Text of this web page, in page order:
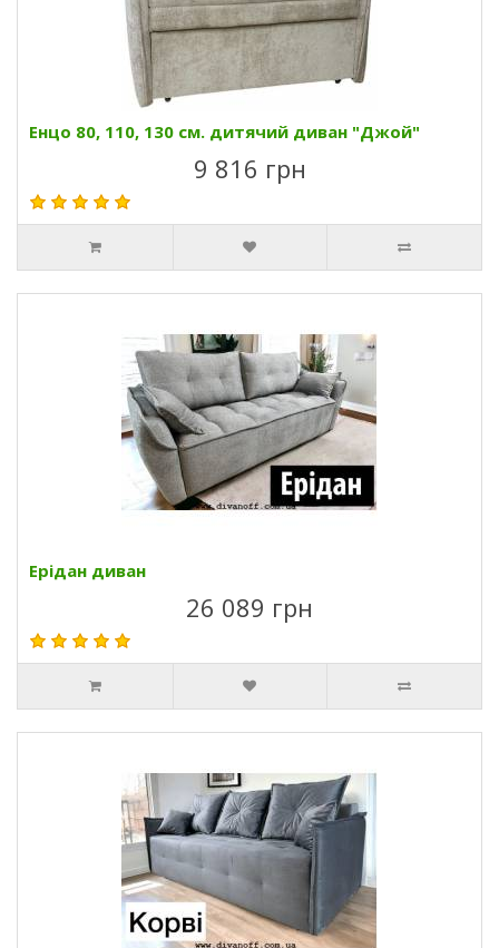
Енцо 80, 110, 130 см. дитячий диван "Джой"
9 816 грн
Ерідан диван
26 089 грн